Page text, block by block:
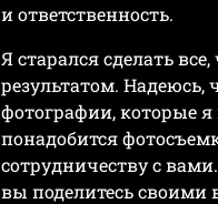
и ответственность.
Я старался сделать
результатом. Надеюсь,
фотографии, которые
понадобится
сотрудничеству с
вы поделитесь своими